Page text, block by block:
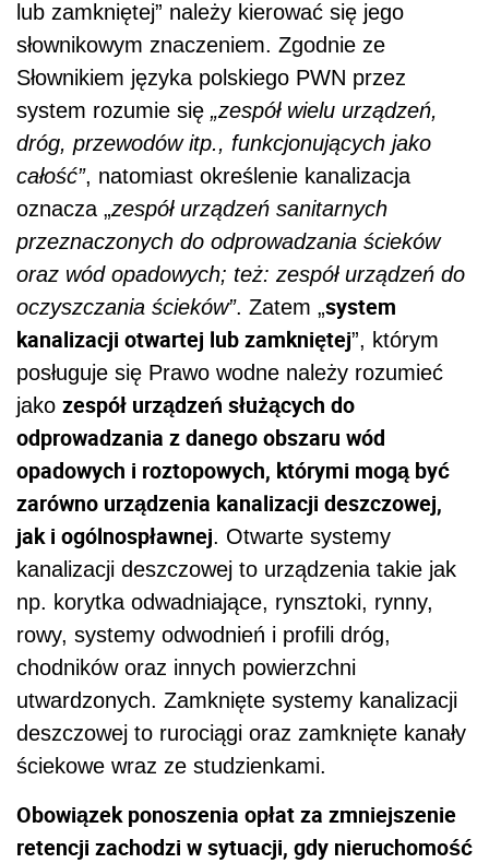
lub zamkniętej” należy kierować się jego
słownikowym znaczeniem. Zgodnie ze
Słownikiem języka polskiego PWN przez
system rozumie się „zespół wielu urządzeń,
dróg, przewodów itp., funkcjonujących jako
całość”, natomiast określenie kanalizacja
oznacza „zespół urządzeń sanitarnych
przeznaczonych do odprowadzania ścieków
oraz wód opadowych; też: zespół urządzeń do
oczyszczania ścieków”. Zatem „system
kanalizacji otwartej lub zamkniętej”, którym
posługuje się Prawo wodne należy rozumieć
jako zespół urządzeń służących do
odprowadzania z danego obszaru wód
opadowych i roztopowych, którymi mogą być
zarówno urządzenia kanalizacji deszczowej,
jak i ogólnospławnej. Otwarte systemy
kanalizacji deszczowej to urządzenia takie jak
np. korytka odwadniające, rynsztoki, rynny,
rowy, systemy odwodnień i profili dróg,
chodników oraz innych powierzchni
utwardzonych. Zamknięte systemy kanalizacji
deszczowej to rurociągi oraz zamknięte kanały
ściekowe wraz ze studzienkami.
Obowiązek ponoszenia opłat za zmniejszenie
retencji zachodzi w sytuacji, gdy nieruchomość